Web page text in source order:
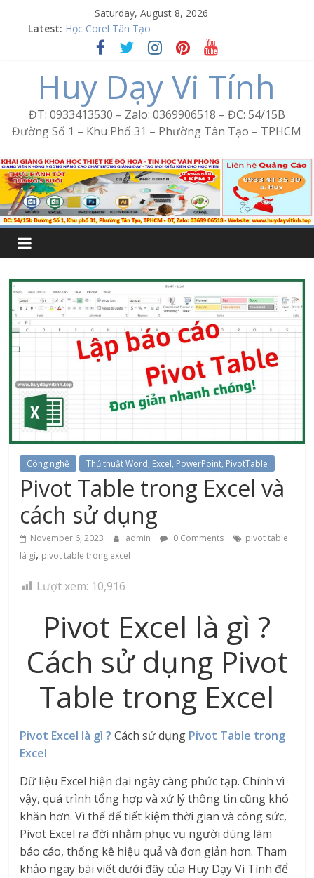
Saturday, August 8, 2026
Latest: Học Corel Tân Tạo
Cách tạo USB Boot bằng Ventoy
Khóa học Photoshop tại Tân Tạo
Excel Bình Trị Đông – Vi tính văn phòng cấp tốc
Word Bình Trị Đông – Tin học văn phòng cấp tốc
Huy Dạy Vi Tính
ĐT: 0933413530 – Zalo: 0369906518 – ĐC: 54/15B
Đường Số 1 – Khu Phố 31 – Phường Tân Tạo – TPHCM
Công nghệ Thủ thuật Word, Excel, PowerPoint, PivotTable
Pivot Table trong Excel và
cách sử dụng
November 6, 2023 admin 0 Comments
pivot table
là gì, pivot table trong excel
Lượt xem: 10,916
Pivot Excel là gì ?
Cách sử dụng Pivot
Table trong Excel
Pivot Excel là gì ? Cách sử dụng Pivot Table trong
Excel
Dữ liệu Excel hiện đại ngày càng phức tạp. Chính vì
vậy, quá trình tổng hợp và xử lý thông tin cũng khó
khăn hơn. Vì thế để tiết kiệm thời gian và công sức,
Pivot Excel ra đời nhằm phục vụ người dùng làm
báo cáo, thống kê hiệu quả và đơn giản hơn. Tham
khảo ngay bài viết dưới đây của Huy Dạy Vi Tính để